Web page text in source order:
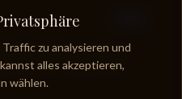
% Roggen in der Mash
Bourbon. Kanadischer
zu analysieren und
alles akzeptieren,
wählen.